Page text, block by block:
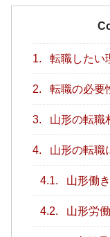
1. 転職したい
2. 転職の必要
3. 山形の転職
4. 山形の転職
4.1. 山形働
4.2. 山形労